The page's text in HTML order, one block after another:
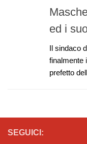
ed i
Il sindaco
finalmente
prefetto
SEGUICI: